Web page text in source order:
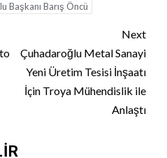
Başkanı Barış Öncü
Next
Çuhadaroğlu Metal Sanayi
Yeni Üretim Tesisi İnşaatı
İçin Troya Mühendislik ile
Anlaştı